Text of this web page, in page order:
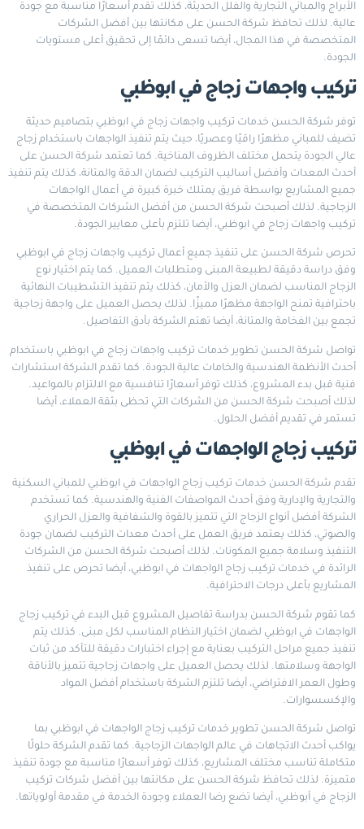
الأبراج والمباني التجارية والفلل الحديثة، كذلك تقدم أسعارًا مناسبة مع جودة
عالية. لذلك تحافظ شركة الحسن على مكانتها بين أفضل الشركات
المتخصصة في هذا المجال، أيضا تسعى دائمًا إلى تحقيق أعلى مستويات
الجودة.
تركيب واجهات زجاج في ابوظبي
توفر شركة الحسن خدمات تركيب واجهات زجاج في ابوظبي بتصاميم حديثة
تضيف للمباني مظهرًا راقيًا وعصريًا، حيث يتم تنفيذ الواجهات باستخدام زجاج
عالي الجودة يتحمل مختلف الظروف المناخية. كما تعتمد شركة الحسن على
أحدث المعدات وأفضل أساليب التركيب لضمان الدقة والمتانة، كذلك يتم تنفيذ
جميع المشاريع بواسطة فريق يمتلك خبرة كبيرة في أعمال الواجهات
الزجاجية. لذلك أصبحت شركة الحسن من أفضل الشركات المتخصصة في
تركيب واجهات زجاج في ابوظبي، أيضا تلتزم بأعلى معايير الجودة.
تحرص شركة الحسن على تنفيذ جميع أعمال تركيب واجهات زجاج في ابوظبي
وفق دراسة دقيقة لطبيعة المبنى ومتطلبات العميل. كما يتم اختيار نوع
الزجاج المناسب لضمان العزل والأمان، كذلك يتم تنفيذ التشطيبات النهائية
باحترافية تمنح الواجهة مظهرًا مميزًا. لذلك يحصل العميل على واجهة زجاجية
تجمع بين الفخامة والمتانة، أيضا تهتم الشركة بأدق التفاصيل.
تواصل شركة الحسن تطوير خدمات تركيب واجهات زجاج في ابوظبي باستخدام
أحدث الأنظمة الهندسية والخامات عالية الجودة. كما تقدم الشركة استشارات
فنية قبل بدء المشروع، كذلك توفر أسعارًا تنافسية مع الالتزام بالمواعيد.
لذلك أصبحت شركة الحسن من الشركات التي تحظى بثقة العملاء، أيضا
تستمر في تقديم أفضل الحلول.
تركيب زجاج الواجهات في ابوظبي
تقدم شركة الحسن خدمات تركيب زجاج الواجهات في ابوظبي للمباني السكنية
والتجارية والإدارية وفق أحدث المواصفات الفنية والهندسية. كما تستخدم
الشركة أفضل أنواع الزجاج التي تتميز بالقوة والشفافية والعزل الحراري
والصوتي، كذلك يعتمد فريق العمل على أحدث معدات التركيب لضمان جودة
التنفيذ وسلامة جميع المكونات. لذلك أصبحت شركة الحسن من الشركات
الرائدة في خدمات تركيب زجاج الواجهات في ابوظبي، أيضا تحرص على تنفيذ
المشاريع بأعلى درجات الاحترافية.
كما تقوم شركة الحسن بدراسة تفاصيل المشروع قبل البدء في تركيب زجاج
الواجهات في ابوظبي لضمان اختيار النظام المناسب لكل مبنى. كذلك يتم
تنفيذ جميع مراحل التركيب بعناية مع إجراء اختبارات دقيقة للتأكد من ثبات
الواجهة وسلامتها. لذلك يحصل العميل على واجهات زجاجية تتميز بالأناقة
وطول العمر الافتراضي، أيضا تلتزم الشركة باستخدام أفضل المواد
والإكسسوارات.
تواصل شركة الحسن تطوير خدمات تركيب زجاج الواجهات في ابوظبي بما
يواكب أحدث الاتجاهات في عالم الواجهات الزجاجية. كما تقدم الشركة حلولًا
متكاملة تناسب مختلف المشاريع، كذلك توفر أسعارًا مناسبة مع جودة تنفيذ
متميزة. لذلك تحافظ شركة الحسن على مكانتها بين أفضل شركات تركيب
الزجاج في أبوظبي، أيضا تضع رضا العملاء وجودة الخدمة في مقدمة أولوياتها.